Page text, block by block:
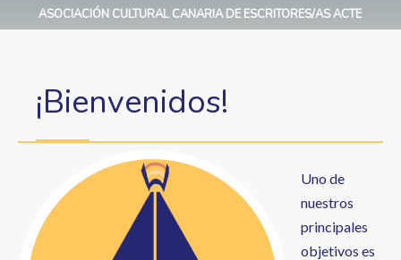
ASOCIACIÓN CULTURAL CANARIA DE ESCRITORES/AS ACTE
¡Bienvenidos!
Uno de
nuestros
principales
objetivos es